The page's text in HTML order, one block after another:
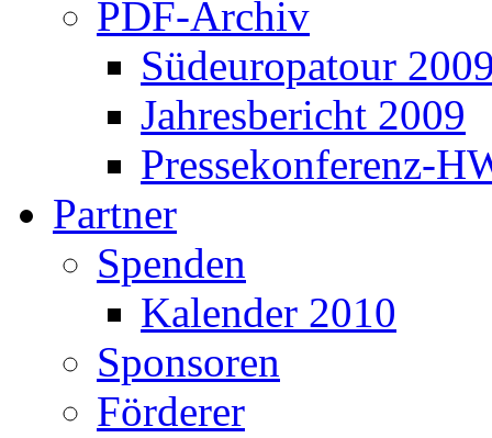
PDF-Archiv
Südeuropatour
Jahresbericht 2009
Pressekonferenz-
Partner
Spenden
Kalender 2010
Sponsoren
Förderer